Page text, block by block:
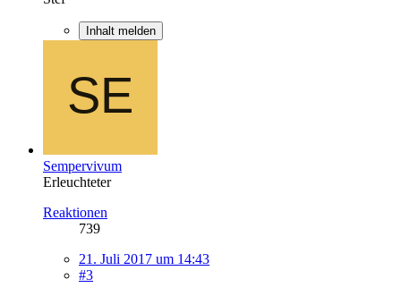
Inhalt melden
Sempervivum
Erleuchteter
Reaktionen
739
21. Juli 2017 um 14:43
#3